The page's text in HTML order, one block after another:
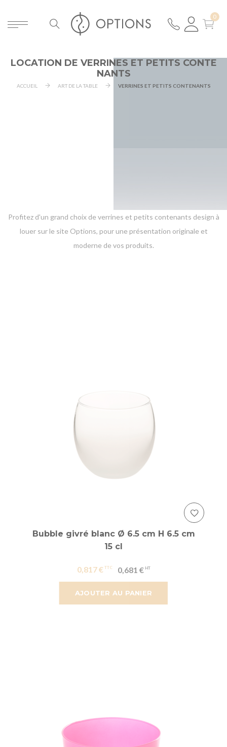
LOCATION DE VERRINES ET PETITS CONTE
NANTS
ACCUEIL ART DE LA TABLE VERRINES ET PETITS CONTENANTS
Profitez d'un grand choix de verrines et petits contenants design à
louer sur le site Options, pour une présentation originale et
moderne de vos produits.
AJOUTER AU PANIER
Bubble givré blanc Ø 6.5 cm H 6.5 cm
15 cl
0,817 € 0,681 €